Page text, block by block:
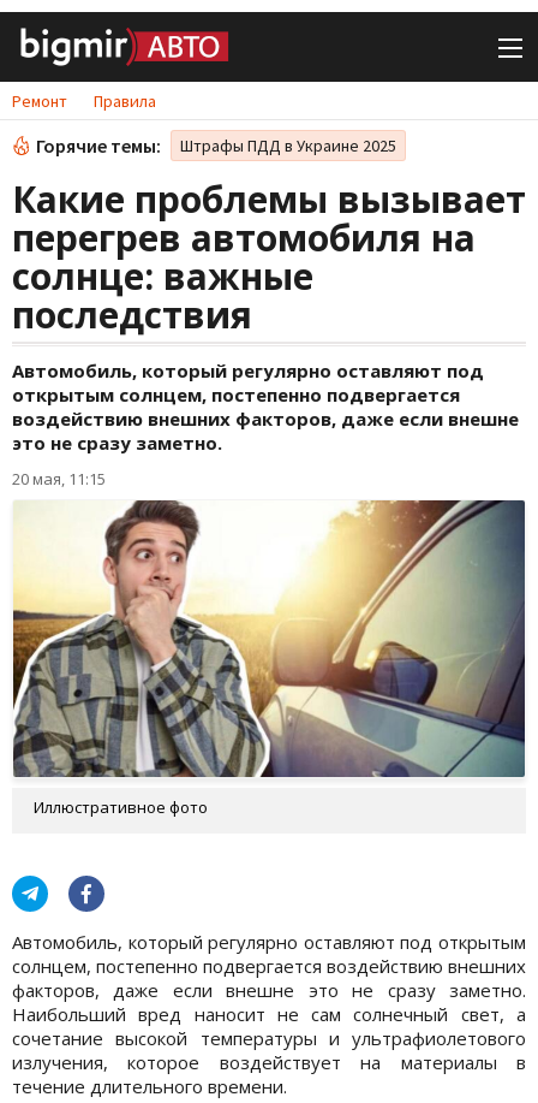
Ремонт Правила
Горячие темы: Штрафы ПДД в Украине 2025
Какие проблемы вызывает
перегрев автомобиля на
солнце: важные
последствия
Автомобиль, который регулярно оставляют под
открытым солнцем, постепенно подвергается
воздействию внешних факторов, даже если внешне
это не сразу заметно.
20 мая, 11:15
Иллюстративное фото
Автомобиль, который регулярно оставляют под открытым
солнцем, постепенно подвергается воздействию внешних
факторов, даже если внешне это не сразу заметно.
Наибольший вред наносит не сам солнечный свет, а
сочетание высокой температуры и ультрафиолетового
излучения, которое воздействует на материалы в
течение длительного времени.